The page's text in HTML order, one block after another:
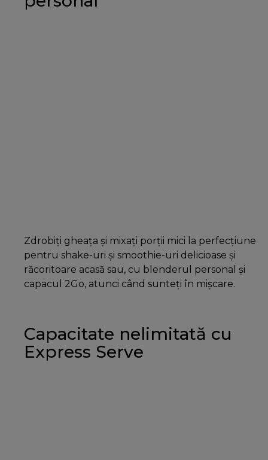
Zdrobiți gheața și mixați porții mici la perfecțiune
pentru shake-uri și smoothie-uri delicioase și
răcoritoare acasă sau, cu blenderul personal și
capacul 2Go, atunci când sunteți în mișcare.
Capacitate nelimitată cu
Express Serve